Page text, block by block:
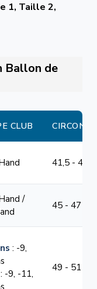
1, Taille 2,
Ballon de
CLUB
41,5 - 44
/
45 - 47 cm
: -9,
: -9, -11,
49 - 51 cm